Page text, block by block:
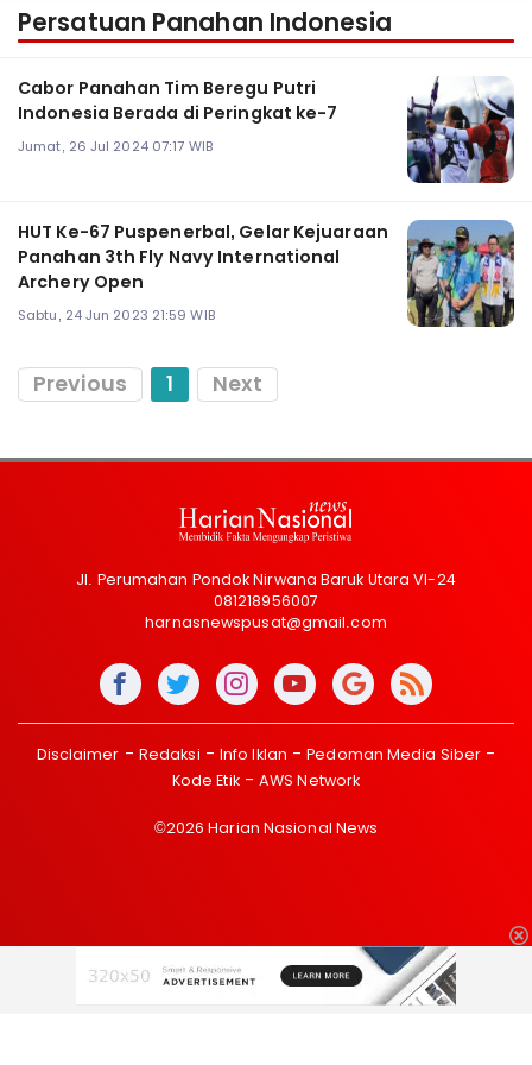
Persatuan Panahan Indonesia
Cabor Panahan Tim Beregu Putri
Indonesia Berada di Peringkat ke-7
Jumat, 26 Jul 2024 07:17 WIB
HUT Ke-67 Puspenerbal, Gelar Kejuaraan
Panahan 3th Fly Navy International
Archery Open
Sabtu, 24 Jun 2023 21:59 WIB
Previous 1 Next
Jl. Perumahan Pondok Nirwana Baruk Utara VI-24
081218956007
harnasnewspusat@gmail.com
Disclaimer Redaksi Info Iklan
Pedoman Media Siber
Kode Etik
AWS Network
©2026 Harian Nasional News